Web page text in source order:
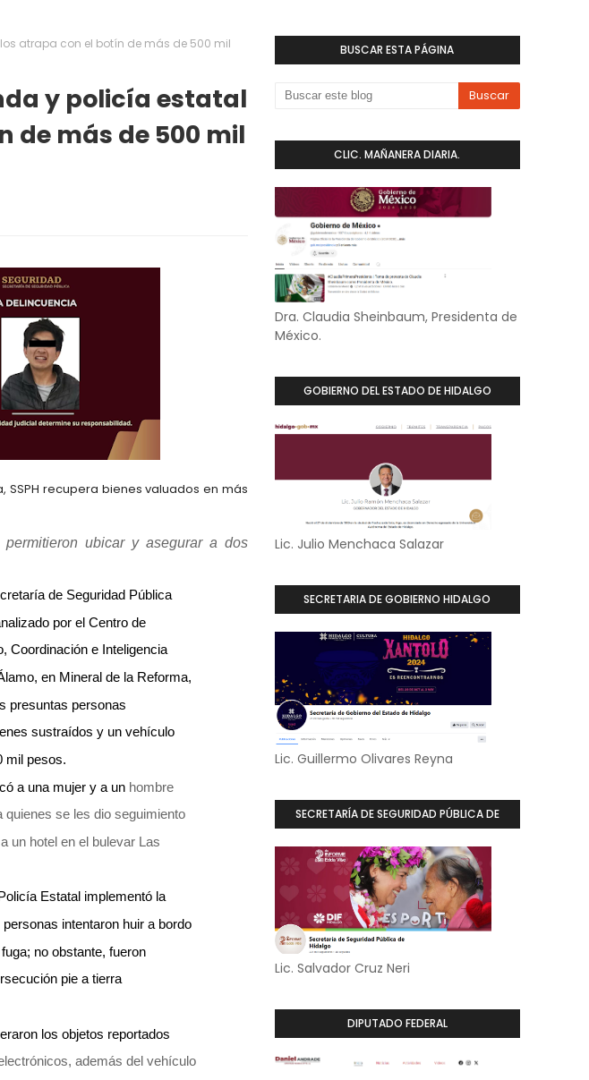
atrapa con el botín de más de 500 mil
y policía estatal
de más de 500 mil
SSPH recupera bienes valuados en más
ubicar y asegurar a dos
de Seguridad Pública
por el Centro de
Coordinación e Inteligencia
en Mineral de la Reforma,
presuntas personas
sustraídos y un vehículo
mil pesos.
a una mujer y a un hombre
se les dio seguimiento
un hotel en el bulevar Las
Estatal implementó la
intentaron huir a bordo
no obstante, fueron
pie a tierra
los objetos reportados
además del vehículo
BUSCAR ESTA PÁGINA
CLIC. MAÑANERA DIARIA.
Dra. Claudia Sheinbaum, Presidenta de
México.
GOBIERNO DEL ESTADO DE HIDALGO
Lic. Julio Menchaca Salazar
SECRETARIA DE GOBIERNO HIDALGO
Lic. Guillermo Olivares Reyna
SECRETARÍA DE SEGURIDAD PÚBLICA DE
Lic. Salvador Cruz Neri
DIPUTADO FEDERAL